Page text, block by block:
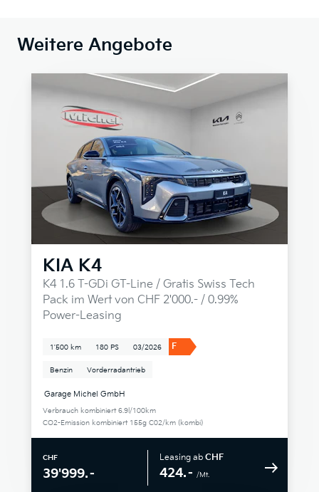
Weitere Angebote
KIA K4
K4 1.6 T-GDi GT-Line / Gratis Swiss Tech
Pack im Wert von CHF 2'000.- / 0.99%
Power-Leasing
1'500 km 180 PS 03/2026 F
Benzin Vorderradantrieb
Garage Michel GmbH
Verbrauch kombiniert 6.9l/100km
CO2-Emission kombiniert 155g C02/km (kombi)
CHF
39'999.–
Leasing ab CHF
424.– /Mt.